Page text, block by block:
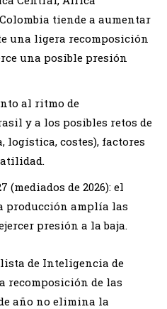
tiende a aumentar
una ligera recomposición
una posible presión
al ritmo de
y a los posibles retos de
logística, costes), factores
(mediados de 2026): el
producción amplía las
presión a la baja.
de Inteligencia de
recomposición de las
año no elimina la